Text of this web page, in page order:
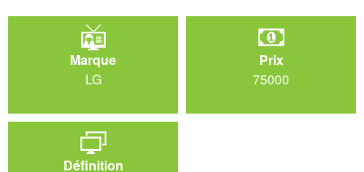
Marque
LG
Prix
75000
Définition